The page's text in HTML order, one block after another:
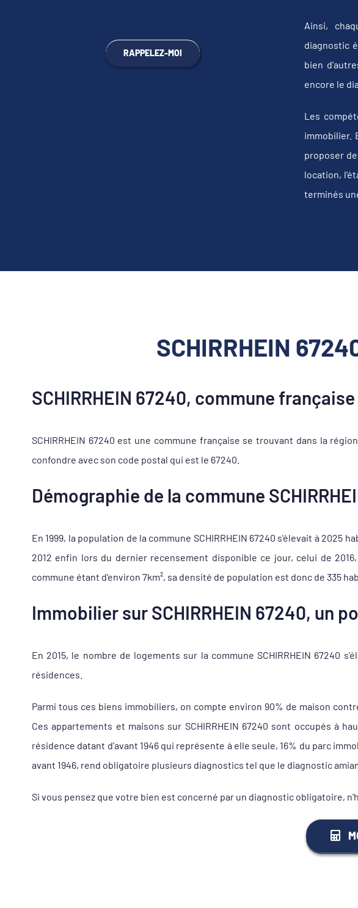
RAPPELEZ-MOI
Ainsi,
diagnostic
bien
encore le
Les
immobilier.
proposer
location,
terminés
SCHIRRHEIN
SCHIRRHEIN 67240, commune
SCHIRRHEIN 67240 est une commune française se trouvant dans la
confondre avec son code postal qui est le 67240.
Démographie de la commune
En 1999, la population de la commune SCHIRRHEIN 67240 s'élevait à
2012 enfin lors du dernier recensement disponible ce jour, celui de
commune étant d'environ 7km², sa densité de population est donc de 335
Immobilier sur SCHIRRHEIN 67240, un
En 2015, le nombre de logements sur la commune SCHIRRHEIN 67240
résidences.
Parmi tous ces biens immobiliers, on compte environ 90% de maison
Ces appartements et maisons sur SCHIRRHEIN 67240 sont occupés à
résidence datant d'avant 1946 qui représente à elle seule, 16% du parc
avant 1946, rend obligatoire plusieurs diagnostics tel que le diagnostic
Si vous pensez que votre bien est concerné par un diagnostic obligatoire,